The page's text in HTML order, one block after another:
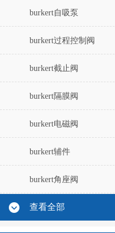
burkert自吸泵
burkert过程控制阀
burkert截止阀
burkert隔膜阀
burkert电磁阀
burkert辅件
burkert角座阀
查看全部